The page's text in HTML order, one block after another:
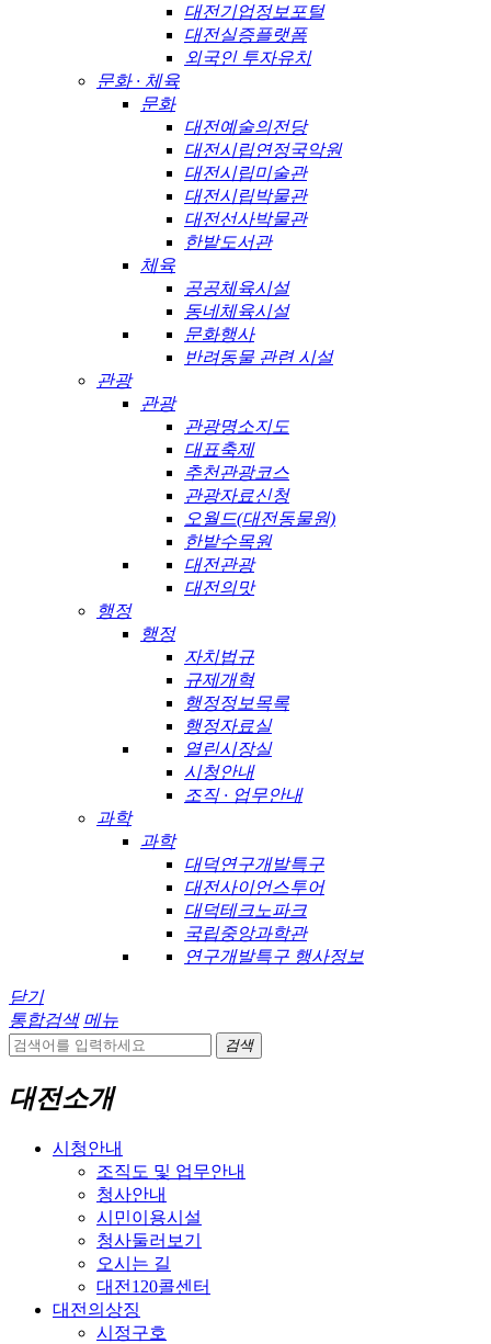
대전기업정보포털
대전실증플랫폼
외국인 투자유치
문화 · 체육
문화
대전예술의전당
대전시립연정국악원
대전시립미술관
대전시립박물관
대전선사박물관
한밭도서관
체육
공공체육시설
동네체육시설
문화행사
반려동물 관련 시설
관광
관광
관광명소지도
대표축제
추천관광코스
관광자료신청
오월드(대전동물원)
한밭수목원
대전관광
대전의맛
행정
행정
자치법규
규제개혁
행정정보목록
행정자료실
열린시장실
시청안내
조직 · 업무안내
과학
과학
대덕연구개발특구
대전사이언스투어
대덕테크노파크
국립중앙과학관
연구개발특구 행사정보
닫기
통합검색 메뉴
검색
대전소개
시청안내
조직도 및 업무안내
청사안내
시민이용시설
청사둘러보기
오시는 길
대전120콜센터
대전의상징
시정구호